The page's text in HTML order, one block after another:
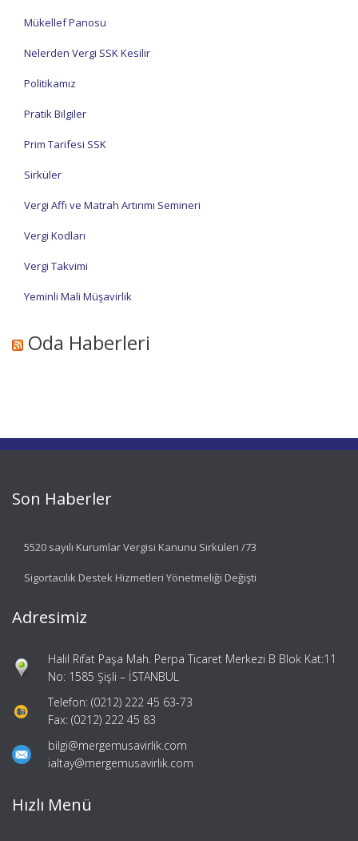
Mükellef Panosu
Nelerden Vergi SSK Kesilir
Politikamız
Pratik Bilgiler
Prim Tarifesi SSK
Sirküler
Vergi Affı ve Matrah Artırımı Semineri
Vergi Kodları
Vergi Takvimi
Yeminli Mali Müşavirlik
Oda Haberleri
Son Haberler
5520 sayılı Kurumlar Vergisi Kanunu Sirküleri /73
Sigortacılık Destek Hizmetleri Yönetmeliği Değişti
Adresimiz
Halil Rıfat Paşa Mah. Perpa Ticaret Merkezi B Blok Kat:11
No: 1585 Şişli – İSTANBUL
Telefon: (0212) 222 45 63-73
Fax: (0212) 222 45 83
bilgi@mergemusavirlik.com
ialtay@mergemusavirlik.com
Hızlı Menü